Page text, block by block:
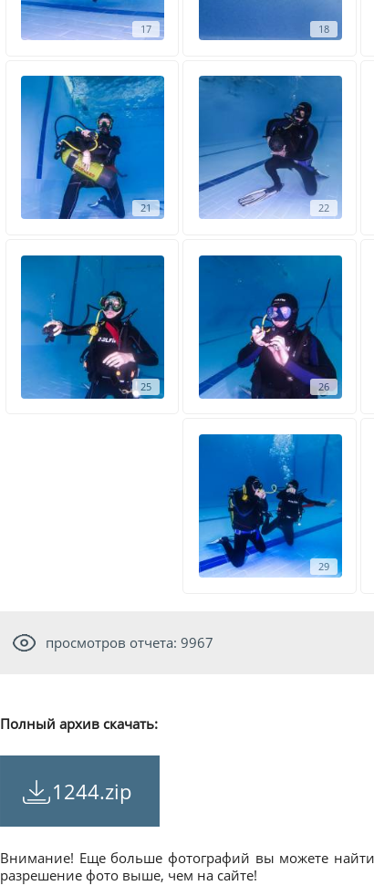
17 18
21 22
25 26
29
просмотров отчета: 9967
Полный архив скачать:
1244.zip
Внимание! Еще больше фотографий вы можете
разрешение фото выше, чем на сайте!